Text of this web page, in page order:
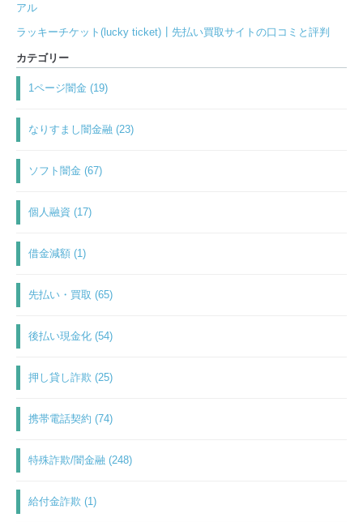
アル
ラッキーチケット(lucky ticket)┃先払い買取サイトの口コミと評判
カテゴリー
1ページ闇金 (19)
なりすまし闇金融 (23)
ソフト闇金 (67)
個人融資 (17)
借金減額 (1)
先払い・買取 (65)
後払い現金化 (54)
押し貸し詐欺 (25)
携帯電話契約 (74)
特殊詐欺/闇金融 (248)
給付金詐欺 (1)